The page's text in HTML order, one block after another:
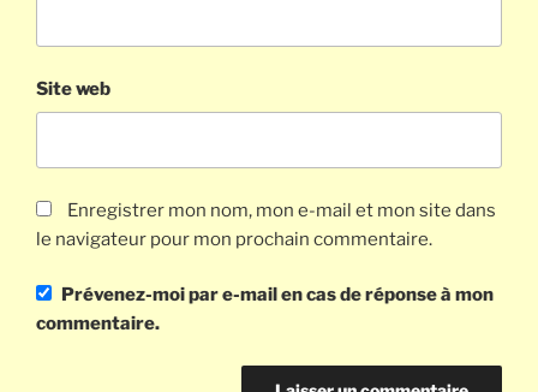
Site web
Enregistrer mon nom, mon e-mail et mon site dans
le navigateur pour mon prochain commentaire.
Prévenez-moi par e-mail en cas de réponse à mon
commentaire.